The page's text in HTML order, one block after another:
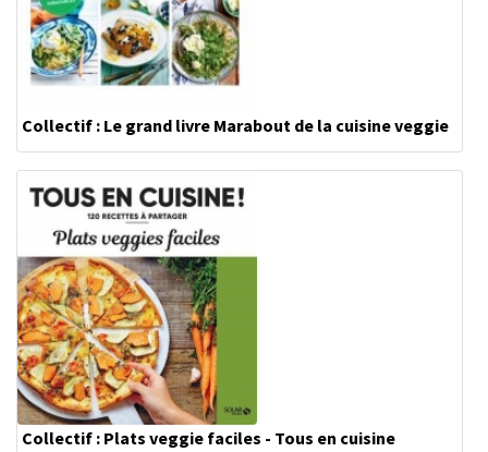
Collectif : Le grand livre Marabout de la cuisine veggie
Collectif : Plats veggie faciles - Tous en cuisine